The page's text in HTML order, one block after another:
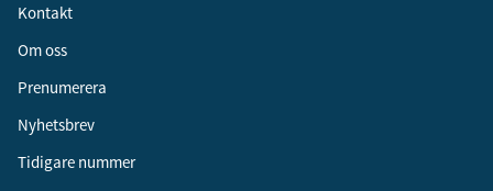
Kontakt
Om oss
Prenumerera
Nyhetsbrev
Tidigare nummer